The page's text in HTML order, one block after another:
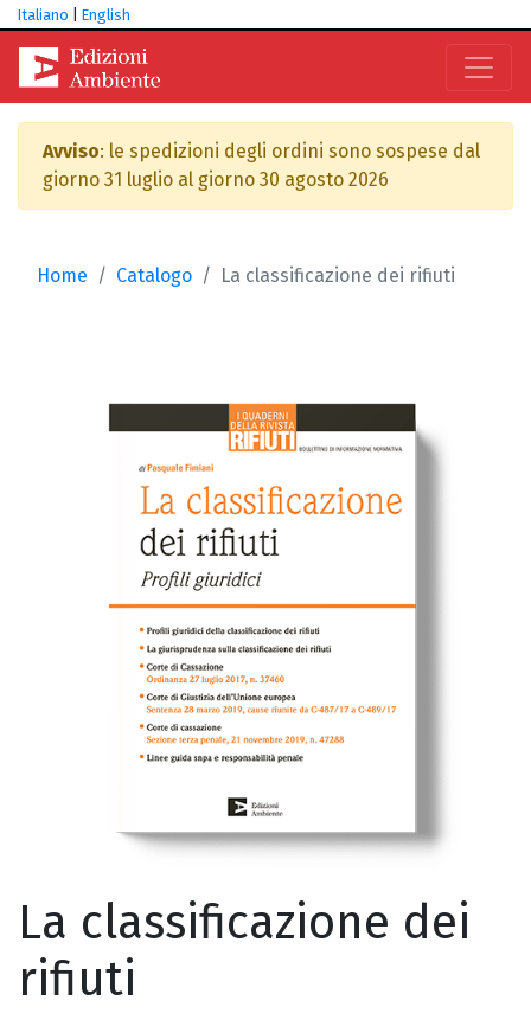
Italiano English
Avviso: le spedizioni degli ordini sono sospese dal
giorno 31 luglio al giorno 30 agosto 2026
Home Catalogo La classificazione dei rifiuti
La classificazione dei
rifiuti